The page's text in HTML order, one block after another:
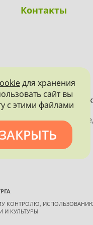
Контакты
ПРАВИТЕЛЬСТВА
на
правообладателя и
информации.
КОНТРОЛЮ,
И КУЛЬТУРЫ
для хранения
сайт вы
с этими файлами